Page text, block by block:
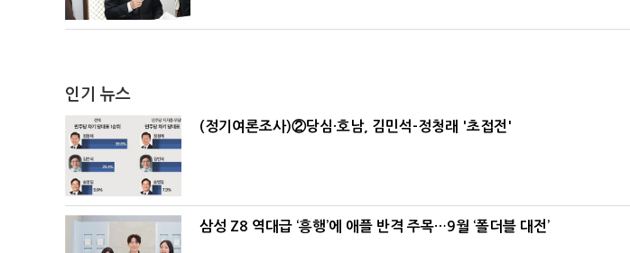
인기 뉴스
(정기여론조사)②당심·호남, 김민석-정청래 '초접전'
삼성 Z8 역대급 ‘흥행’에 애플 반격 주목…9월 ‘폴더블 대전’